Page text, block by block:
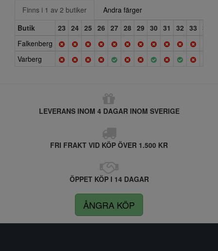
Finns i 1 av 2 butiker
Andra färger
Butik
23 24 25 26 27 28 29 30 31 32 33 34
Falkenberg
Varberg
LEVERANS INOM 4 DAGAR INOM SVERIGE
FRI FRAKT VID KÖP ÖVER 1.500 KR
ÖPPET KÖP I 14 DAGAR
ÅNGRA KÖP